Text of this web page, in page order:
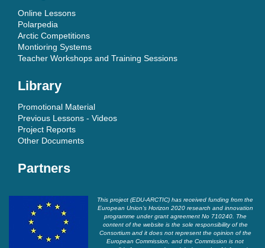
Online Lessons
Polarpedia
Arctic Competitions
Montioring Systems
Teacher Workshops and Training Sessions
Library
Promotional Material
Previous Lessons - Videos
Project Reports
Other Documents
Partners
This project (EDU-ARCTIC) has received funding from the
European Union’s Horizon 2020 research and innovation
programme under grant agreement No 710240. The
content of the website is the sole responsibility of the
Consortium and it does not represent the opinion of the
European Commission, and the Commission is not